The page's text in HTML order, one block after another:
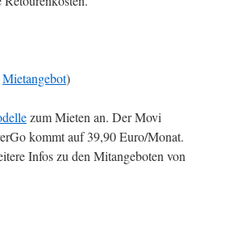
Mietangebot)
zum Mieten an. Der Movi
kommt auf 39,90 Euro/Monat.
Infos zu den Mitangeboten von